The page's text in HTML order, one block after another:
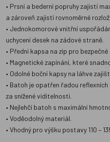
• Prsní a bederní popruhy zajistí
a zároveň zajistí rovnoměrné
• Jednokomorové vnitřní
uchycení desek na zádové straně.
• Přední kapsa na zip pro
• Magnetické zapínání, které
• Odolné boční kapsy na láhve
• Batoh je opatřen řadou
za snížené viditelnosti.
• Nejlehčí batoh s maximální
• Voděodolný materiál.
• Vhodný pro výšku postavy 110 –